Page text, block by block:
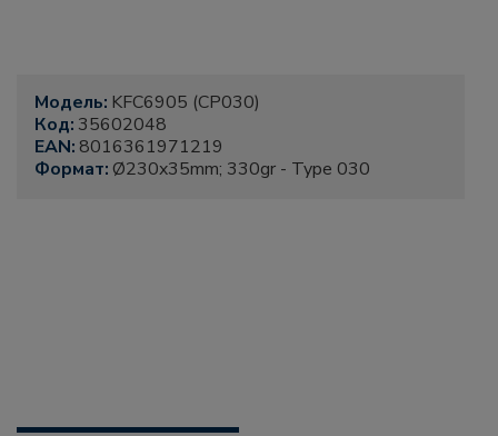
Модель: KFC6905 (CP030)
Код: 35602048
EAN: 8016361971219
Формат: Ø230x35mm; 330gr - Type 030